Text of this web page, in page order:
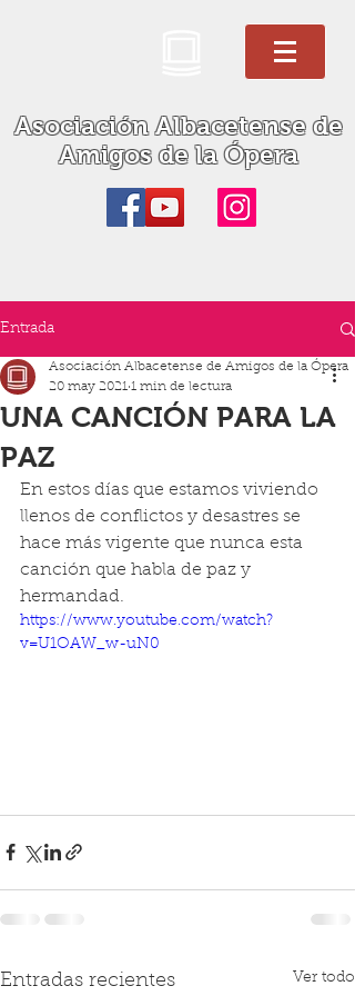
Asociación Albacetense de
Amigos de la Ópera
Entrada
UNA CANCIÓN PARA LA
PAZ
Asociación Albacetense de Amigos de la Ópera
20 may 2021 1 min de lectura
En estos días que estamos viviendo
llenos de conflictos y desastres se
hace más vigente que nunca esta
canción que habla de paz y
hermandad.
https://www.youtube.com/watch?
v=U1OAW_w-uN0
Entradas recientes Ver todo